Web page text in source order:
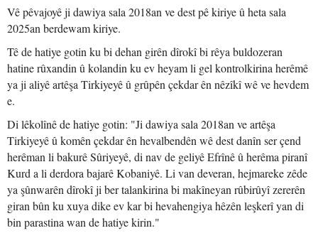
Vê pêvajoyê ji dawiya sala 2018an ve dest pê kiriye û heta sala
2025an berdewam kiriye.
Tê de hatiye gotin ku bi dehan girên dîrokî bi rêya buldozeran
hatine rûxandin û kolandin ku ev heyam li gel kontrolkirina herêmê
ya ji aliyê artêşa Tirkiyeyê û grûpên çekdar ên nêzîkî wê ve hevdem
e.
Di lêkolînê de hatiye gotin: "Ji dawiya sala 2018an ve artêşa
Tirkiyeyê û komên çekdar ên hevalbendên wê dest danîn ser çend
herêman li bakurê Sûriyeyê, di nav de geliyê Efrînê û herêma piranî
Kurd a li derdora bajarê Kobaniyê. Li van deveran, hejmareke zêde
ya şûnwarên dîrokî ji ber talankirina bi makîneyan rûbirûyî zererên
giran bûn ku xuya dike ev kar bi hevahengiya hêzên leşkerî yan di
bin parastina wan de hatiye kirin."